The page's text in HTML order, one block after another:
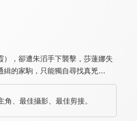
8.1
國產凌凌漆(國)
周星馳諷刺中國之力作
龍在少林
釋小龍郝劭文搞笑功夫片
，卻遭朱滔手下襲擊，莎蓮娜失
緝的家駒，只能獨自尋找真兇…
、最佳攝影、最佳剪接。